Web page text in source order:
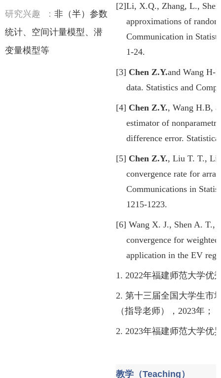
研究兴趣 ： 非（半）参数
统计、空间计量模型、潜
变量模型等
[2]Li, X.Q., Zhang, L.,
approximations of
Communication in
1-24.
[3] Chen Z.Y.and Wang H-
data. Statistics and
[4] Chen Z.Y., Wang H.B,
estimator of
difference error.
[5] Chen Z.Y., Liu T. T.,
convergence rate for
Communications in
1215-1223.
[6] Wang X. J., Shen A. T.,
convergence for
application in the EV
1. 2022年福建师范大学优
2. 第十三届全国大学生市
（指导老师）， 2023年；
2. 2023年福建师范大学优
教学（Teaching）